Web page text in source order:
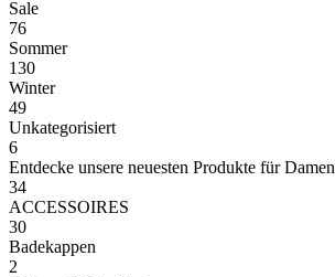
Sale
76
Sommer
130
Winter
49
Unkategorisiert
6
Entdecke unsere neuesten Produkte für Damen
34
ACCESSOIRES
30
Badekappen
2